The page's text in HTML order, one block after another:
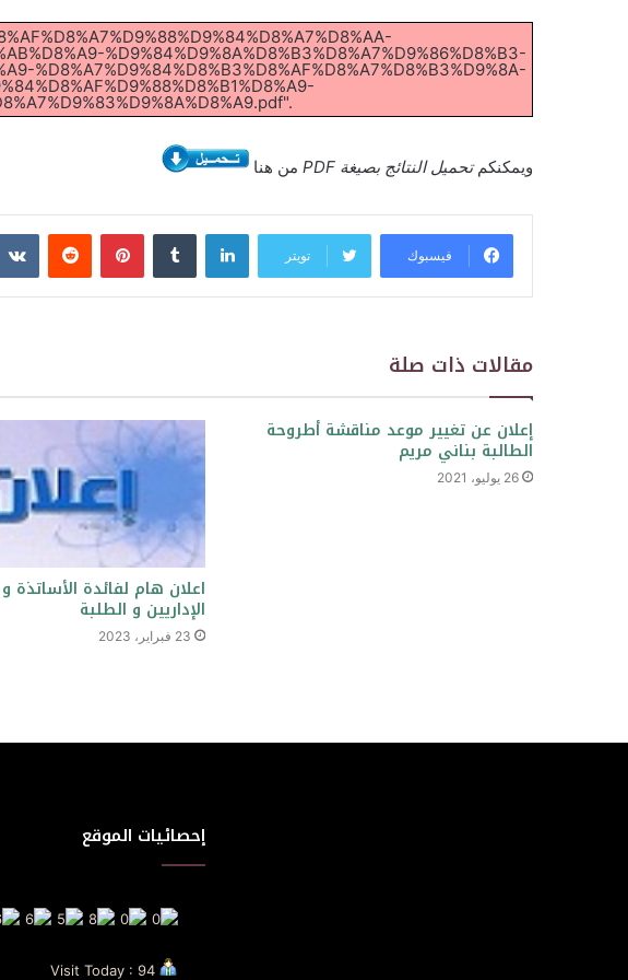
%D9%84%D9%8A%D8%B3%D8%A7%D9%86%D8%B3-
%D8%A7%D9%84%D8%B3%D8%AF%D8%A7%D8%B3%D9%8A-
ويمكنكمتحميل النتائج بصيغة PDF من هنا
فيسبوك تويتر
لينكدإن بينتيريست
مقالات ذات صلة
إعلان عن تغيير موعد مناقشة أطروحة
الطالبة بناني مريم
26 يوليو، 2021
اعلان هام لفائدة الأساتذة
الإداريين و الطلبة
23 فبراير، 2023
إحصائيات الموقع
Visit Today : 94